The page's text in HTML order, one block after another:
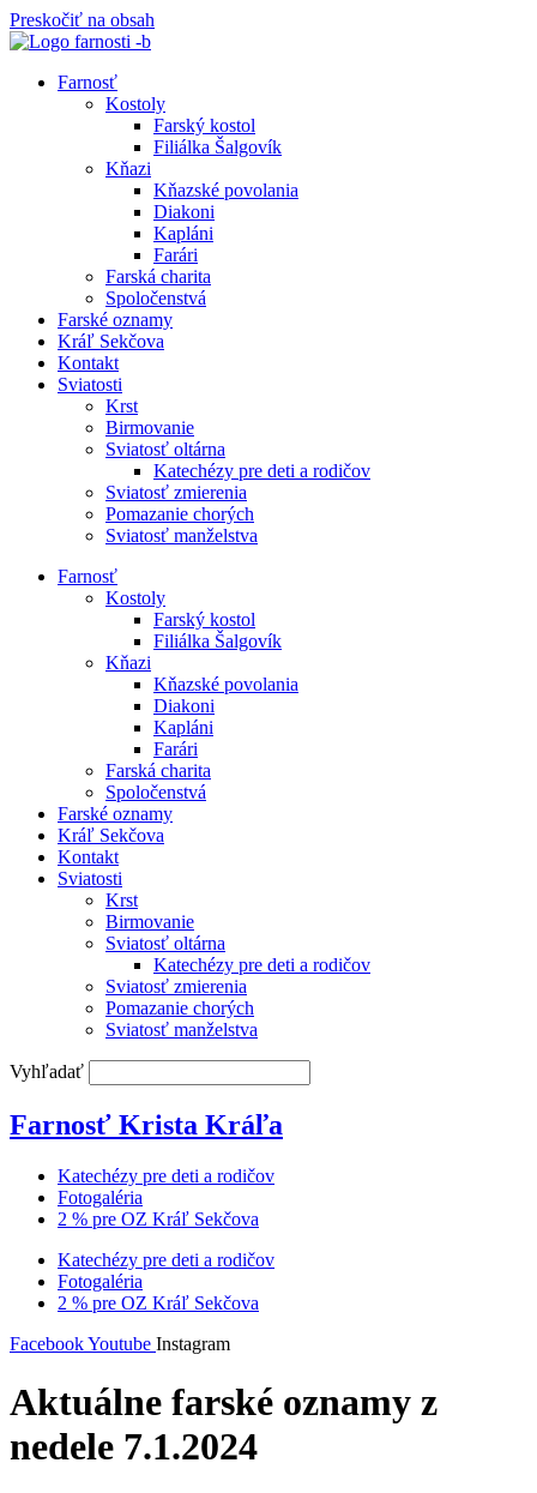
Preskočiť na obsah
Farnosť
Kostoly
Farský kostol
Filiálka Šalgovík
Kňazi
Kňazské povolania
Diakoni
Kapláni
Farári
Farská charita
Spoločenstvá
Farské oznamy
Kráľ Sekčova
Kontakt
Sviatosti
Krst
Birmovanie
Sviatosť oltárna
Katechézy pre deti a rodičov
Sviatosť zmierenia
Pomazanie chorých
Sviatosť manželstva
Farnosť
Kostoly
Farský kostol
Filiálka Šalgovík
Kňazi
Kňazské povolania
Diakoni
Kapláni
Farári
Farská charita
Spoločenstvá
Farské oznamy
Kráľ Sekčova
Kontakt
Sviatosti
Krst
Birmovanie
Sviatosť oltárna
Katechézy pre deti a rodičov
Sviatosť zmierenia
Pomazanie chorých
Sviatosť manželstva
Vyhľadať
Farnosť Krista Kráľa
Katechézy pre deti a rodičov
Fotogaléria
2 % pre OZ Kráľ Sekčova
Katechézy pre deti a rodičov
Fotogaléria
2 % pre OZ Kráľ Sekčova
FacebookYoutube Instagram
Aktuálne farské oznamy z
nedele 7.1.2024